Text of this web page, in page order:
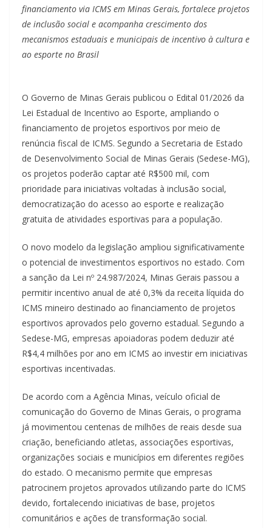
financiamento via ICMS em Minas Gerais, fortalece projetos
de inclusão social e acompanha crescimento dos
mecanismos estaduais e municipais de incentivo à cultura e
ao esporte no Brasil
O Governo de Minas Gerais publicou o Edital 01/2026 da
Lei Estadual de Incentivo ao Esporte, ampliando o
financiamento de projetos esportivos por meio de
renúncia fiscal de ICMS. Segundo a Secretaria de Estado
de Desenvolvimento Social de Minas Gerais (Sedese-MG),
os projetos poderão captar até R$500 mil, com
prioridade para iniciativas voltadas à inclusão social,
democratização do acesso ao esporte e realização
gratuita de atividades esportivas para a população.
O novo modelo da legislação ampliou significativamente
o potencial de investimentos esportivos no estado. Com
a sanção da Lei nº 24.987/2024, Minas Gerais passou a
permitir incentivo anual de até 0,3% da receita líquida do
ICMS mineiro destinado ao financiamento de projetos
esportivos aprovados pelo governo estadual. Segundo a
Sedese-MG, empresas apoiadoras podem deduzir até
R$4,4 milhões por ano em ICMS ao investir em iniciativas
esportivas incentivadas.
De acordo com a Agência Minas, veículo oficial de
comunicação do Governo de Minas Gerais, o programa
já movimentou centenas de milhões de reais desde sua
criação, beneficiando atletas, associações esportivas,
organizações sociais e municípios em diferentes regiões
do estado. O mecanismo permite que empresas
patrocinem projetos aprovados utilizando parte do ICMS
devido, fortalecendo iniciativas de base, projetos
comunitários e ações de transformação social.